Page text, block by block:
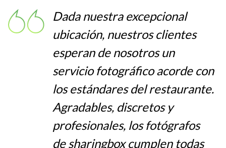
Dada nuestra excepcional
ubicación, nuestros clientes
esperan de nosotros un
servicio fotográfico acorde con
los estándares del restaurante.
Agradables, discretos y
profesionales, los fotógrafos
de sharingbox cumplen todas